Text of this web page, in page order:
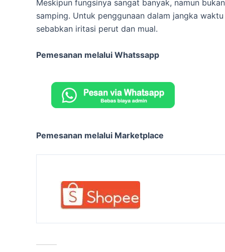
Meskipun fungsinya sangat banyak, namun
samping. Untuk penggunaan dalam jangka
sebabkan iritasi perut dan mual.
Pemesanan melalui Whatssapp
Pemesanan melalui Marketplace